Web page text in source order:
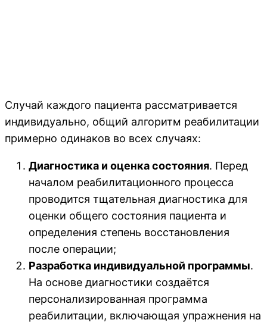
Случай каждого пациента рассматривается
индивидуально, общий алгоритм реабилитации
примерно одинаков во всех случаях:
Диагностика и оценка состояния. Перед
началом реабилитационного процесса
проводится тщательная диагностика для
оценки общего состояния пациента и
определения степень восстановления
после операции;
Разработка индивидуальной программы.
На основе диагностики создаётся
персонализированная программа
реабилитации, включающая упражнения на